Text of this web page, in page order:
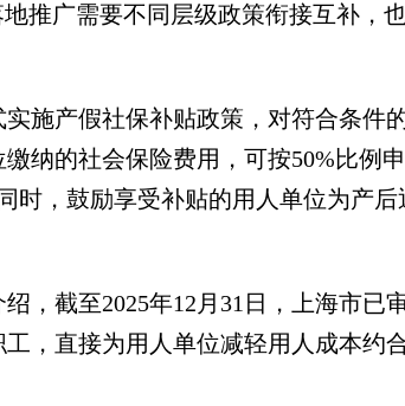
广需要不同层级政策衔接互补，
产假社保补贴政策，对符合条件
纳的社会保险费用，可按50%比例
时，鼓励享受补贴的用人单位为产
截至2025年12月31日，上海市已
，直接为用人单位减轻用人成本约